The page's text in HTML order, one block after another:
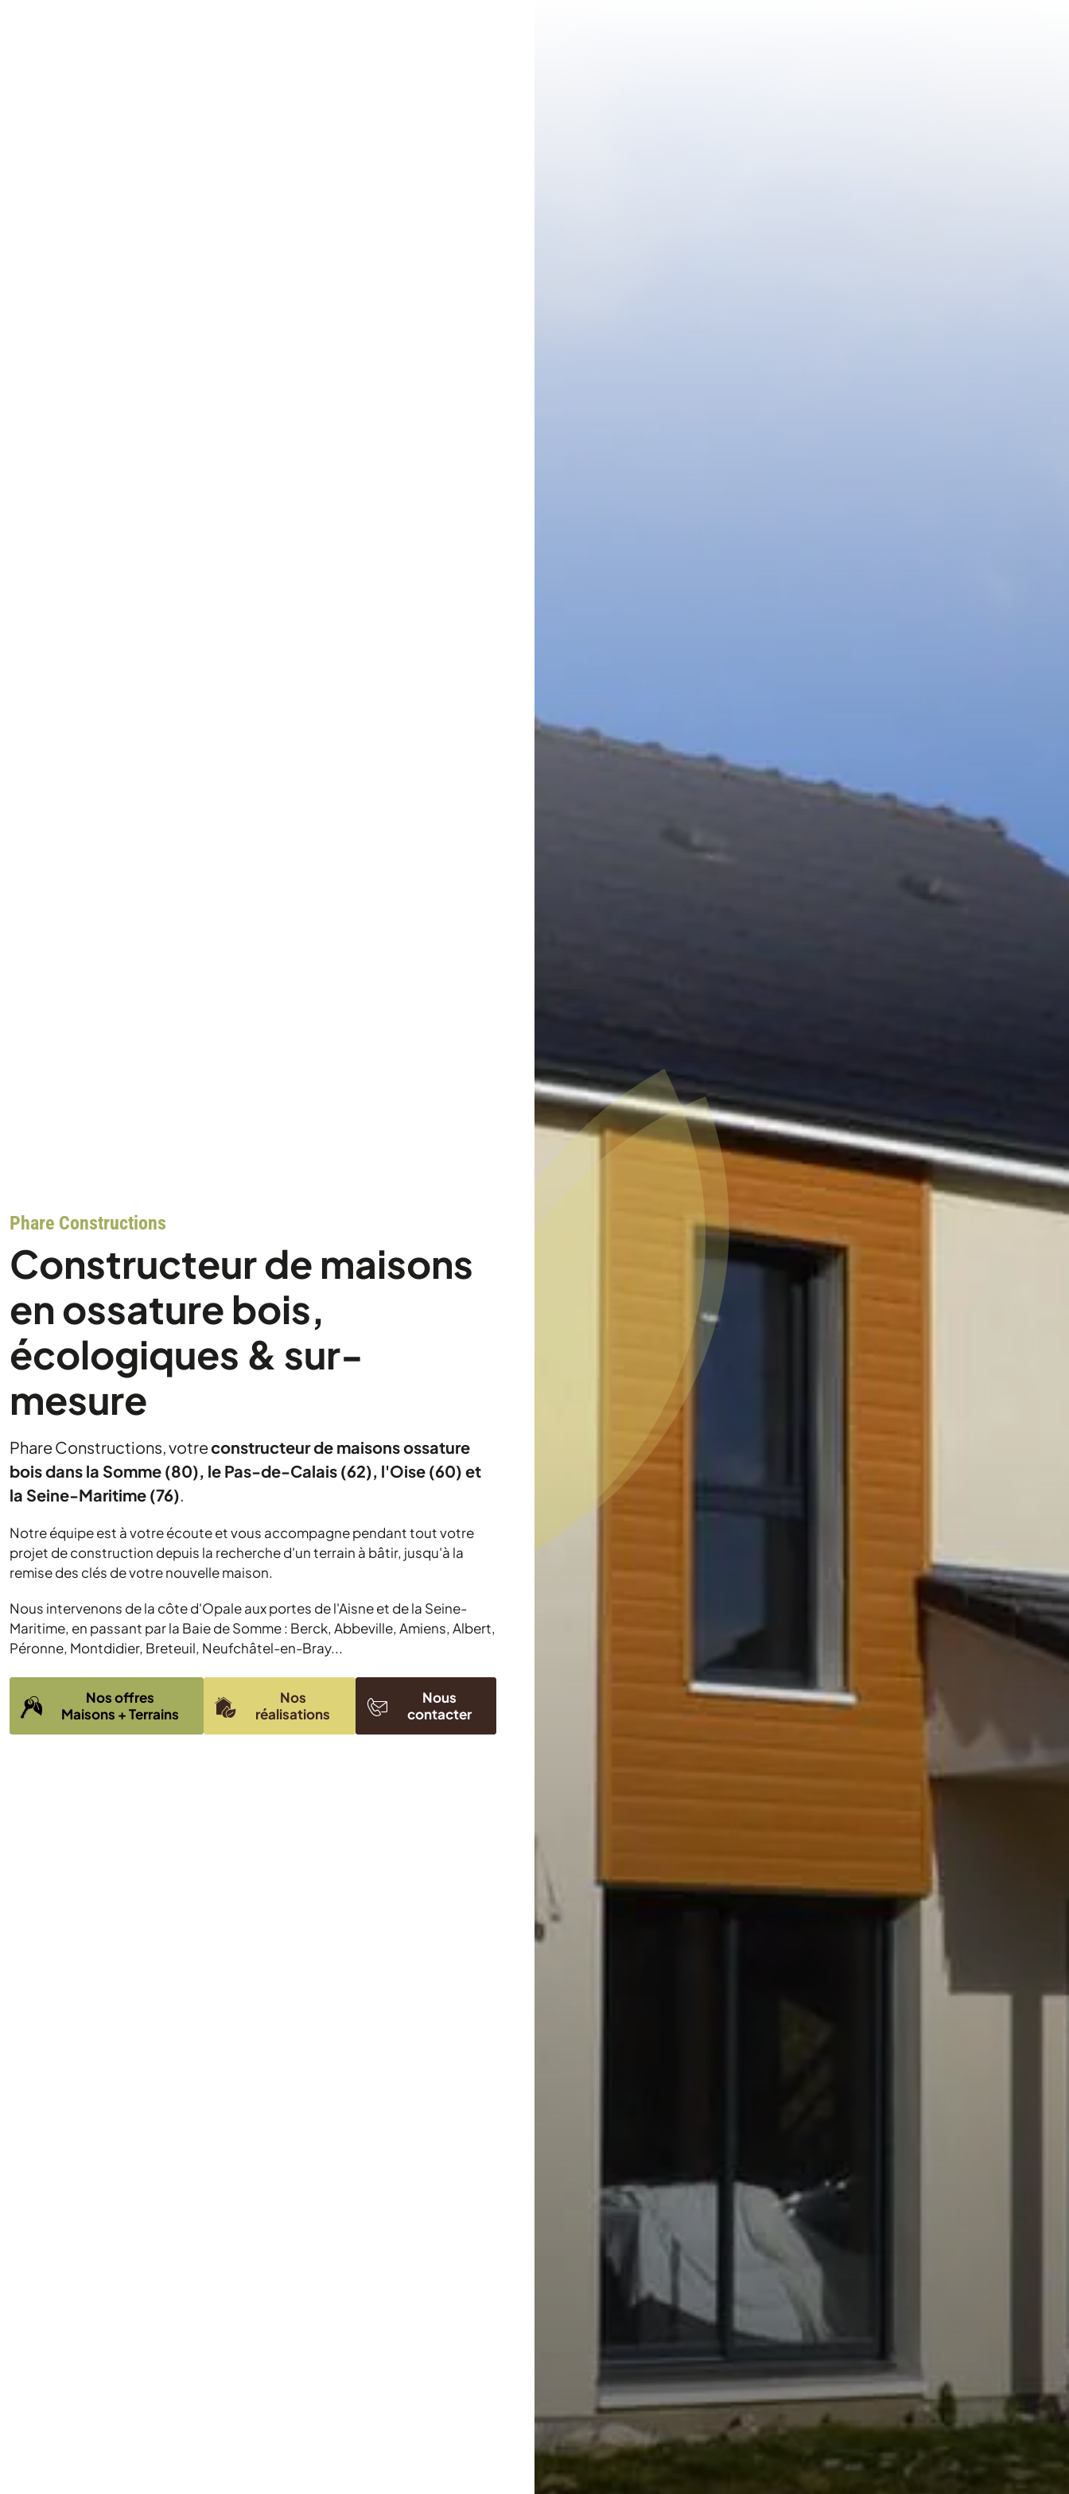
Phare Constructions
Constructeur de maisons
en ossature bois,
écologiques & sur-
mesure
Phare Constructions, votreconstructeur de maisons ossature
bois dans la Somme (80), le Pas-de-Calais (62), l'Oise (60) et
la Seine-Maritime (76).
Notre équipe est à votre écoute et vous accompagne pendant tout votre
projet de construction depuis la recherche d'un terrain à bâtir, jusqu'à la
remise des clés de votre nouvelle maison.
Nous intervenons de la côte d'Opale aux portes de l'Aisne et de la Seine-
Maritime, en passant par la Baie de Somme : Berck, Abbeville, Amiens, Albert,
Péronne, Montdidier, Breteuil, Neufchâtel-en-Bray...
Nos offres
Maisons + Terrains
Nos
réalisations
Nous
contacter